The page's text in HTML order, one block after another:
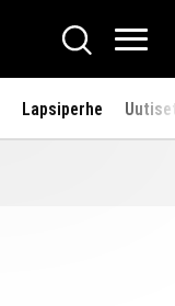
Hae
Lapsiperhe